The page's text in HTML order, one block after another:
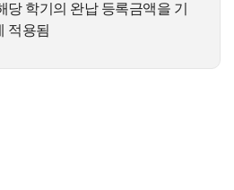
당 학기의 완납 등록금액을 기
적용됨